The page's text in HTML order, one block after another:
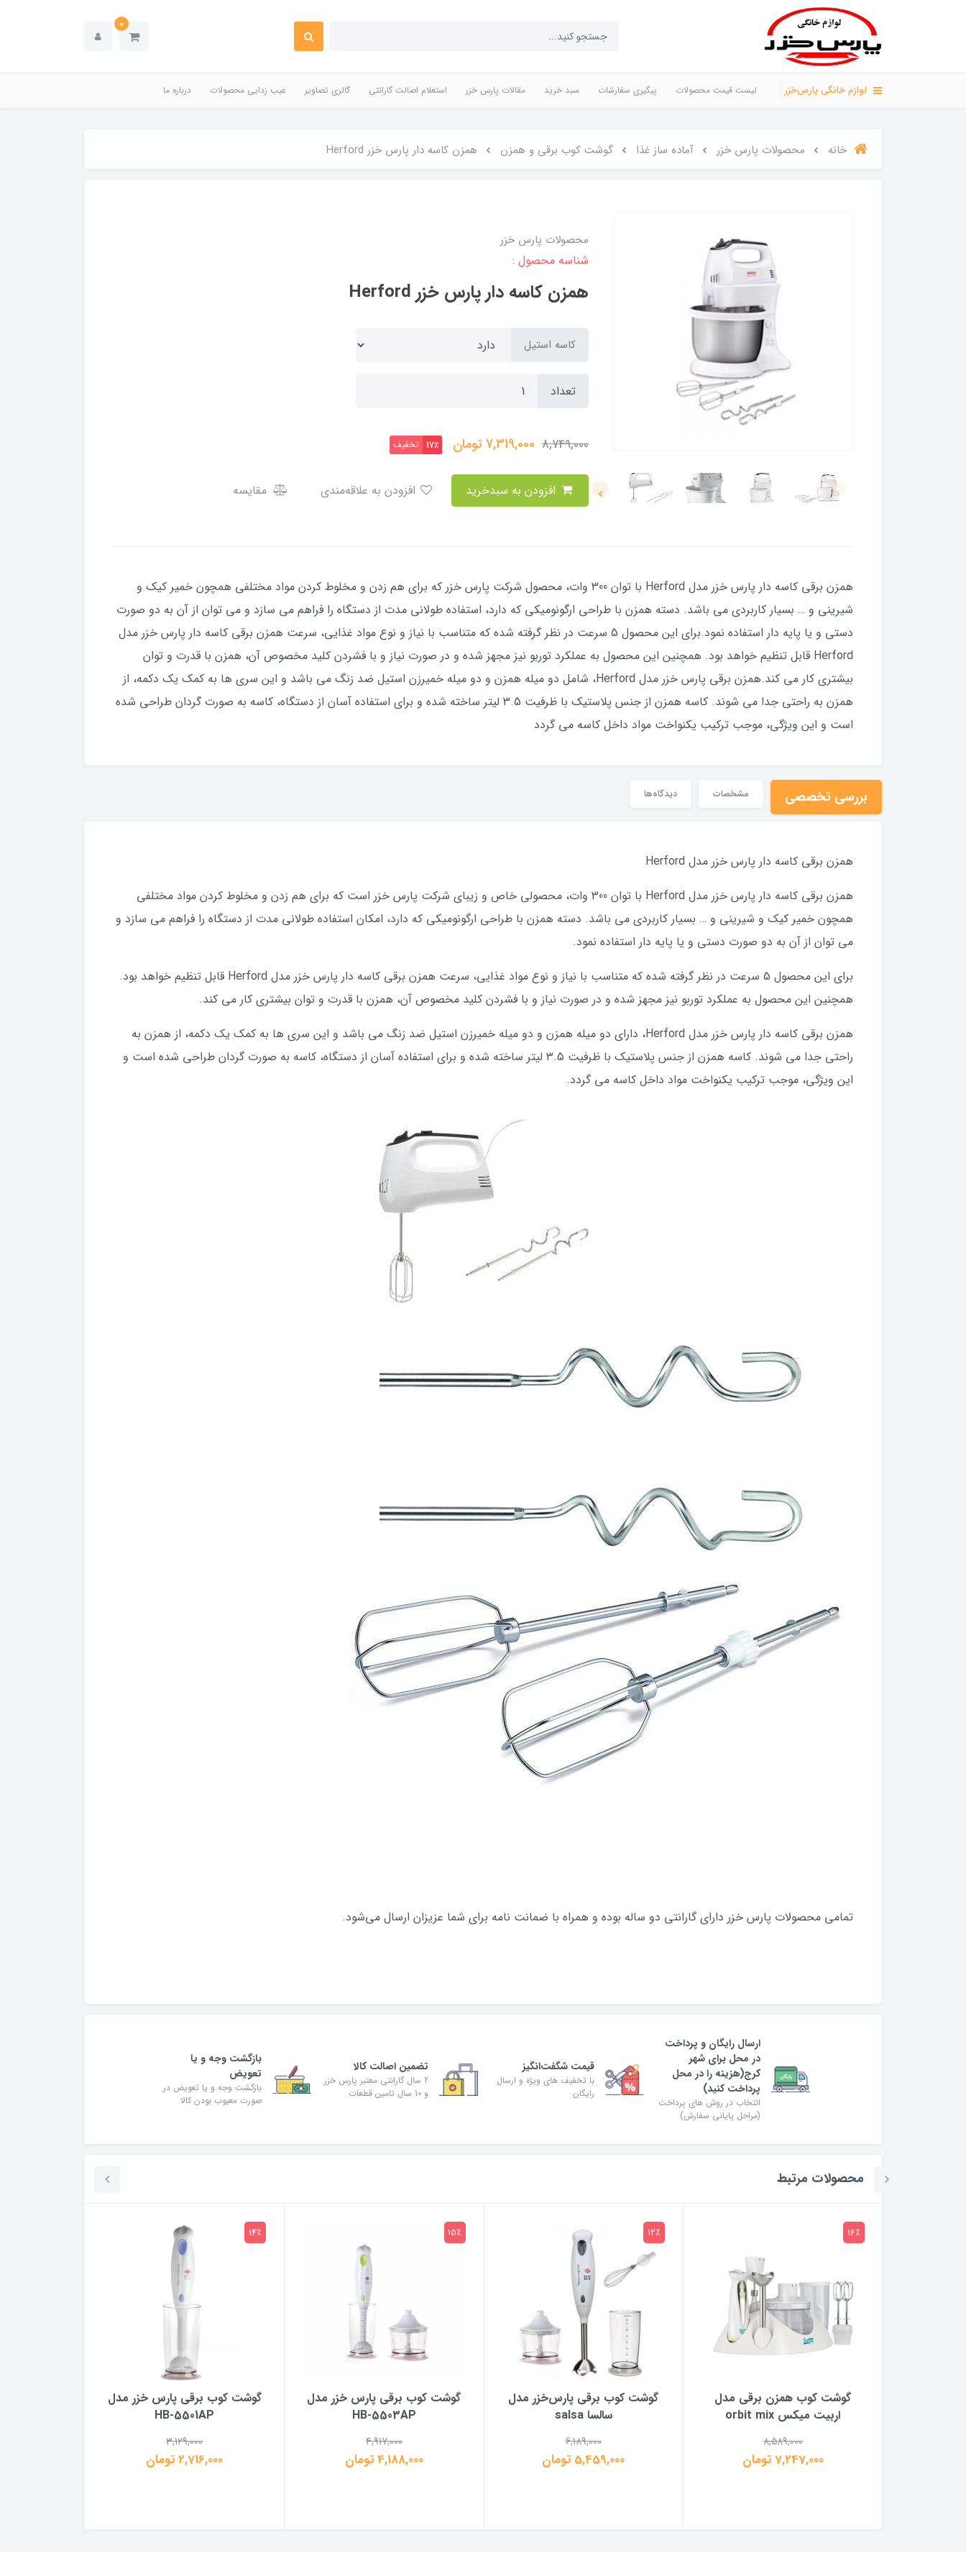
0
لوازم خانگی پارس‌خزر لیست قیمت محصولات پیگیری سفارشات سبد خرید مقالات پارس خزر استعلام اصالت گارانتی گالری تصاویر عیب زدایی محصولات درباره ما
خانه محصولات پارس خزر آماده ساز غذا گوشت کوب برقی و همزن همزن کاسه دار پارس خزر Herford
محصولات پارس خزر
شناسه محصول :
همزن کاسه دار پارس خزر Herford
کاسه استیل
تعداد
8,749,000
7,319,000تومان 17٪ تخفیف
مقایسه
همزن برقی کاسه دار پارس خزر مدل Herford با توان 300 وات، محصول شرکت پارس خزر که برای هم زدن و مخلوط کردن مواد مختلفی همچون خمیر کیک و
شیرینی و … بسیار کاربردی می باشد. دسته همزن با طراحی ارگونومیکی که دارد، استفاده طولانی مدت از دستگاه را فراهم می سازد و می توان از آن به دو صورت
دستی و یا پایه دار استفاده نمود.برای این محصول 5 سرعت در نظر گرفته شده که متناسب با نیاز و نوع مواد غذایی، سرعت همزن برقی کاسه دار پارس خزر مدل
Herford قابل تنظیم خواهد بود. همچنین این محصول به عملکرد توربو نیز مجهز شده و در صورت نیاز و با فشردن کلید مخصوص آن، همزن با قدرت و توان
بیشتری کار می کند.همزن برقی پارس خزر مدل Herford، شامل دو میله همزن و دو میله خمیرزن استیل ضد زنگ می باشد و این سری ها به کمک یک دکمه، از
همزن به راحتی جدا می شوند. کاسه همزن از جنس پلاستیک با ظرفیت 3.5 لیتر ساخته شده و برای استفاده آسان از دستگاه، کاسه به صورت گردان طراحی شده
است و این ویژگی، موجب ترکیب یکنواخت مواد داخل کاسه می گردد
بررسی تخصصی مشخصات دیدگاه‌ها
همزن برقی کاسه دار پارس خزر مدل Herford
همزن برقی کاسه دار پارس خزر مدل Herford با توان 300 وات، محصولی خاص و زیبای شرکت پارس خزر است که برای هم زدن و مخلوط کردن مواد مختلفی
همچون خمیر کیک و شیرینی و … بسیار کاربردی می باشد. دسته همزن با طراحی ارگونومیکی که دارد، امکان استفاده طولانی مدت از دستگاه را فراهم می سازد و
می توان از آن به دو صورت دستی و یا پایه دار استفاده نمود.
برای این محصول 5 سرعت در نظر گرفته شده که متناسب با نیاز و نوع مواد غذایی، سرعت همزن برقی کاسه دار پارس خزر مدل Herford قابل تنظیم خواهد بود.
همچنین این محصول به عملکرد توربو نیز مجهز شده و در صورت نیاز و با فشردن کلید مخصوص آن، همزن با قدرت و توان بیشتری کار می کند.
همزن برقی کاسه دار پارس خزر مدل Herford، دارای دو میله همزن و دو میله خمیرزن استیل ضد زنگ می باشد و این سری ها به کمک یک دکمه، از همزن به
راحتی جدا می شوند. کاسه همزن از جنس پلاستیک با ظرفیت 3.5 لیتر ساخته شده و برای استفاده آسان از دستگاه، کاسه به صورت گردان طراحی شده است و
این ویژگی، موجب ترکیب یکنواخت مواد داخل کاسه می گردد.
تمامی محصولات پارس خزر دارای گارانتی دو ساله بوده و همراه با ضمانت نامه برای شما عزیزان ارسال می‌شود.
ارسال رایگان و پرداخت
در محل برای شهر
کرج(هزینه را در محل
پرداخت کنید)
انتخاب در روش های پرداخت
(مراحل پایانی سفارش)
قیمت شگفت‌انگیز
با تخفیف های ویژه و ارسال
رایگان
تضمین اصالت کالا
2 سال گارانتی معتبر پارس خزر
و 10 سال تامین قطعات
بازگشت وجه و یا
تعویض
بازگشت وجه و یا تعویض در
صورت معیوب بودن کالا
محصولات مرتبط
گوشت کوب همزن برقی مدل
اربیت میکس orbit mix
8,589,000
7,247,000 تومان
16٪
گوشت کوب برقی پارس‌خزر مدل
سالسا salsa
6,189,000
5,459,000 تومان
12٪
گوشت کوب برقی پارس خزر مدل
HB-5503AP
4,917,000
4,188,000 تومان
15٪
گوشت کوب برقی پارس خزر مدل
HB-5501AP
3,129,000
2,716,000 تومان
14٪